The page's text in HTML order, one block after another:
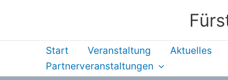
springen
Start Veranstaltung Aktuelles
Partnerveranstaltungen